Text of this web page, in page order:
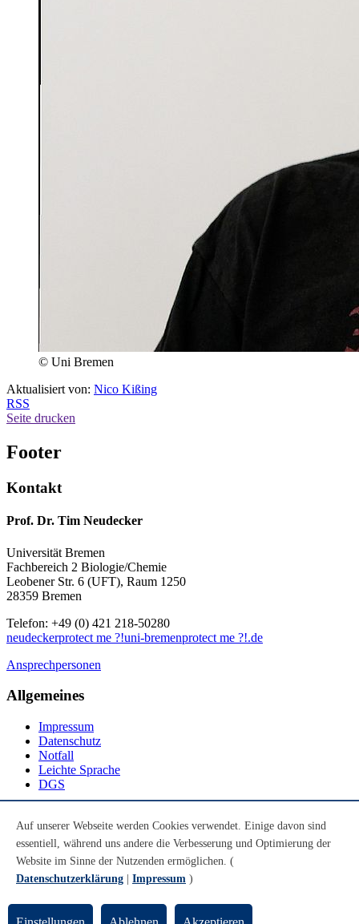
© Uni Bremen
Aktualisiert von: Nico Kißing
RSS
Seite drucken
Footer
Kontakt
Prof. Dr. Tim Neudecker
Universität Bremen
Fachbereich 2 Biologie/Chemie
Leobener Str. 6 (UFT), Raum 1250
28359 Bremen
Telefon: +49 (0) 421 218-50280
neudeckerprotect me ?!uni-bremenprotect me ?!.de
Ansprechpersonen
Allgemeines
Impressum
Datenschutz
Notfall
Leichte Sprache
DGS
Youtube
Instagram
LinkedIn
© Universität Bremen 2026
Auf unserer Webseite werden Cookies verwendet. Einige davon sind
essentiell, während uns andere die Verbesserung und Optimierung der
Website im Sinne der Nutzenden ermöglichen. (
Datenschutzerklärung
Impressum )